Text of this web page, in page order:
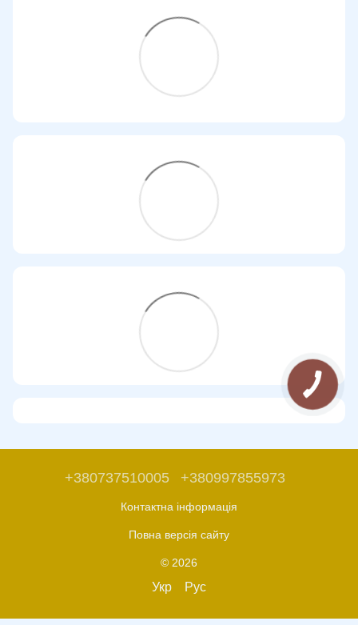
+380737510005 +380997855973
Контактна інформація
Повна версія сайту
© 2026
Укр Рус